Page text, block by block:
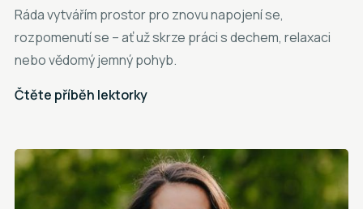
Ráda vytvářím prostor pro znovu napojení se,
rozpomenutí se – ať už skrze práci s dechem, relaxaci
nebo vědomý jemný pohyb.
Čtěte příběh lektorky